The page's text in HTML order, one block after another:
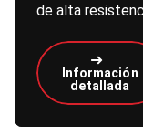
de alta
Información
detallada